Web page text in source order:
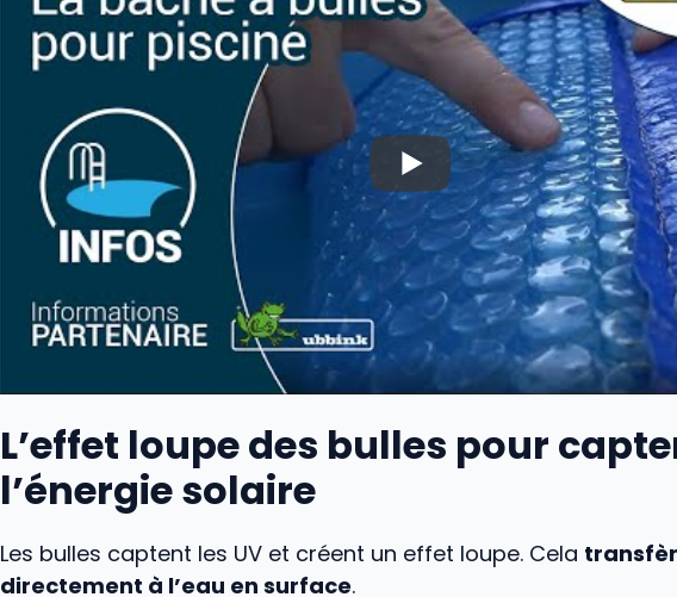
L’effet loupe des bulles pour
l’énergie solaire
Les bulles captent les UV et créent un effet loupe. Cela
directement à l’eau en surface.